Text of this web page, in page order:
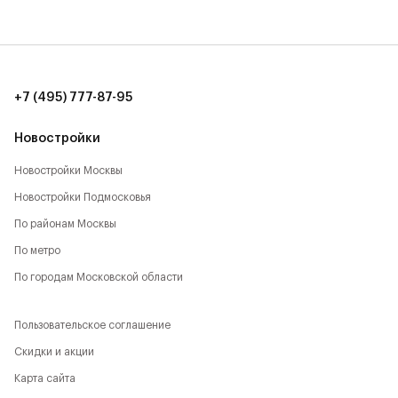
8 мин. до ТЦ Метрополис (7 км)
Новостройки
Новостройки Москвы
Новостройки Подмосковья
По районам Москвы
По метро
По городам Московской области
+7 (495) 777-87-95
Пользовательское соглашение
Скидки и акции
Карта сайта